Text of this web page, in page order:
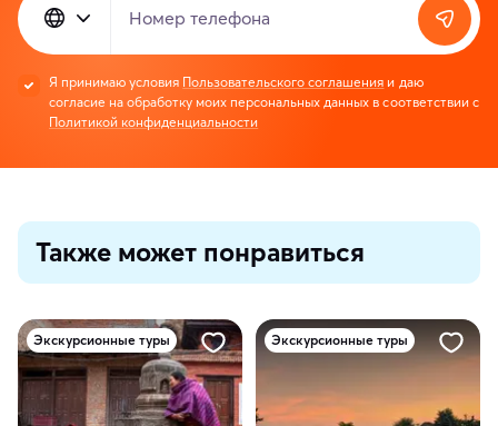
Номер телефона
Я принимаю условия Пользовательского соглашения и даю
согласие на обработку моих персональных данных в соответствии с
Политикой конфиденциальности
Также может понравиться
Экскурсионные туры Экскурсионные туры